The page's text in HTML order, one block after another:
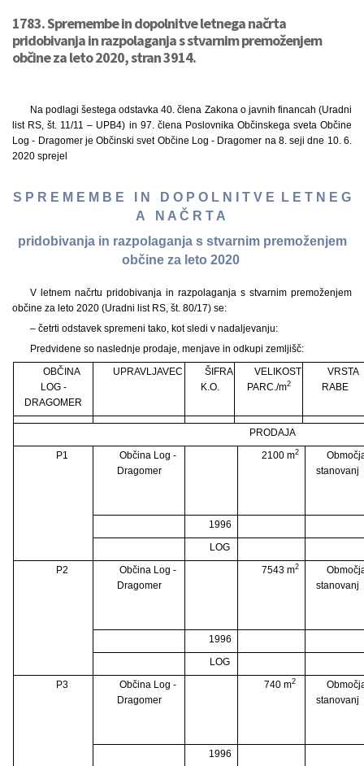
1783. Spremembe in dopolnitve letnega načrta
pridobivanja in razpolaganja s stvarnim premoženjem
občine za leto 2020, stran 3914.
Na podlagi šestega odstavka 40. člena Zakona o javnih financah (Uradni
list RS, št. 11/11 – UPB4) in 97. člena Poslovnika Občinskega sveta Občine
Log - Dragomer je Občinski svet Občine Log - Dragomer na 8. seji dne 10. 6.
2020 sprejel
S P R E M E M B E I N D O P O L N I T V E L E T N E G
A N A Č R T A
pridobivanja in razpolaganja s stvarnim premoženjem
občine za leto 2020
V letnem načrtu pridobivanja in razpolaganja s stvarnim premoženjem
občine za leto 2020 (Uradni list RS, št. 80/17) se:
– četrti odstavek spremeni tako, kot sledi v nadaljevanju:
Predvidene so naslednje prodaje, menjave in odkupi zemljišč:
OBČINA
LOG -
DRAGOMER
UPRAVLJAVEC
ŠIFRA
K.O.
VELIKOST
PARC./m2
VRSTA
RABE
PRODAJA
P1
Občina Log -
Dragomer
2100 m2
stanovanj
1996
LOG
P2
Občina Log -
Dragomer
7543 m2
stanovanj
1996
LOG
P3
Občina Log -
Dragomer
740 m2
stanovanj
1996